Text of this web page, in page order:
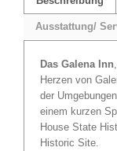
Ausstattung/
Das Galena Inn
Herzen von
der
einem kurzen
House State
Historic Site.